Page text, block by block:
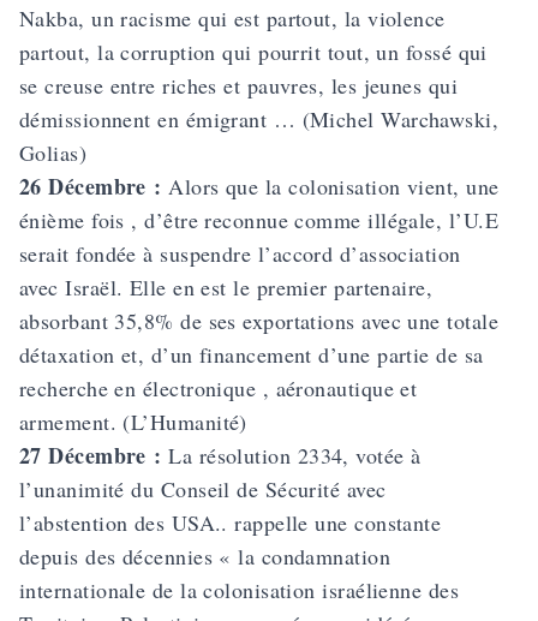
Nakba, un racisme qui est partout, la violence
partout, la corruption qui pourrit tout, un fossé qui
se creuse entre riches et pauvres, les jeunes qui
démissionnent en émigrant … (Michel Warchawski,
Golias)
26 Décembre :Alors que la colonisation vient, une
énième fois , d’être reconnue comme illégale, l’U.E
serait fondée à suspendre l’accord d’association
avec Israël. Elle en est le premier partenaire,
absorbant 35,8% de ses exportations avec une totale
détaxation et, d’un financement d’une partie de sa
recherche en électronique , aéronautique et
armement. (L’Humanité)
27 Décembre : La résolution 2334, votée à
l’unanimité du Conseil de Sécurité avec
l’abstention des USA.. rappelle une constante
depuis des décennies « la condamnation
internationale de la colonisation israélienne des